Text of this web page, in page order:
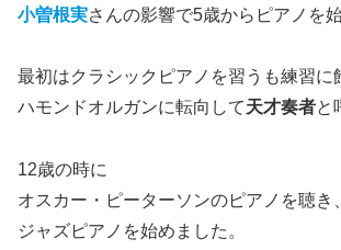
小曽根実さんの影響で5歳からピアノを
最初はクラシックピアノを習うも練習に
ハモンドオルガンに転向して天才奏者と
12歳の時に
オスカー・ピーターソンのピアノを聴き、
ジャズピアノを始めました。